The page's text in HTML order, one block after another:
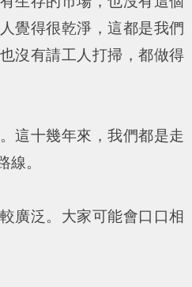
覺得很乾淨，這都是我們
沒有請工人打掃，都做得
十幾年來，我們都是走
線。
泛。大家可能會口口相